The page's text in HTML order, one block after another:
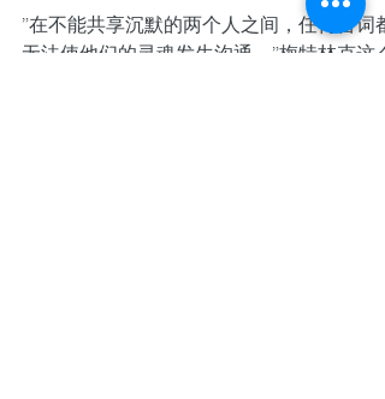
”在不能共享沉默的两个人之间，任何言词都
无法使他们的灵魂发生沟通。”梅特林克这么